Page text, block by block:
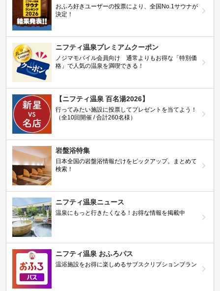
おふろ好きユーザーの投票により、全国No.1サウナが
決定！
ニフティ温泉プレミアムクーポン
ノジマモバイル会員向け 通常よりもお得な「特別価
格」で人気の温泉を満喫できる！
【ニフティ温泉 百名湯2026】
行ってみたい施設に投票してプレゼントを当てよう！
（全10回開催 / 合計260名様）
岩盤浴特集
日本全国の岩盤浴情報だけをピックアップ。まとめて
検索！
ニフティ温泉ニュース
温泉にもっと行きたくなる！お得な情報を掲載中
ニフティ温泉 おふろパス
温浴施設をお得に楽しめるサブスクリプションプラン